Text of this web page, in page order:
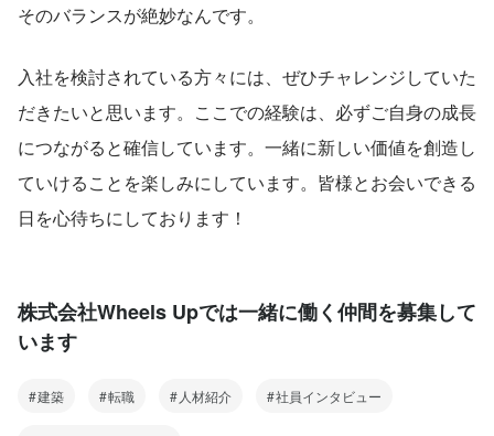
そのバランスが絶妙なんです。
入社を検討されている方々には、ぜひチャレンジしていた
だきたいと思います。ここでの経験は、必ずご自身の成長
につながると確信しています。一緒に新しい価値を創造し
ていけることを楽しみにしています。皆様とお会いできる
日を心待ちにしております！
株式会社Wheels Upでは一緒に働く仲間を募集して
います
建築 転職 人材紹介 社員インタビュー